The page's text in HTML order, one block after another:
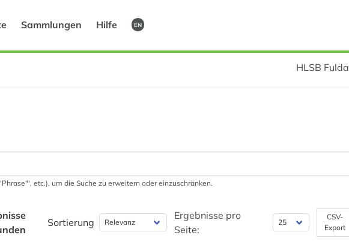
Sammlungen Hilfe EN
HLSB Fulda
etc.), um die Suche zu erweitern oder einzuschränken.
Sortierung
Ergebnisse pro
Seite:
CSV-
Export